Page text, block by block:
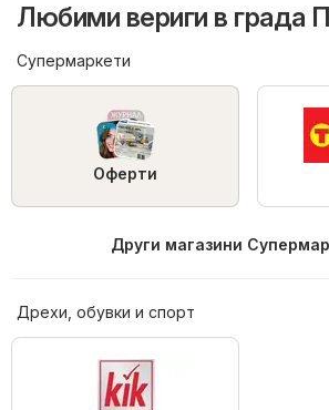
Любими вериги в града
Супермаркети
Оферти
Други магазини
Дрехи, обувки и спорт